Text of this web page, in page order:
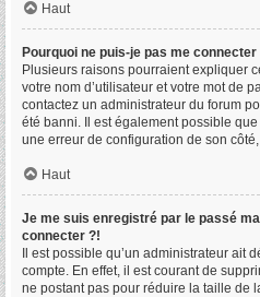
Haut
Pourquoi ne puis-je pas me connecter
Plusieurs raisons pourraient expliquer
votre nom d’utilisateur et votre mot de
contactez un administrateur du forum
été banni. Il est également possible
une erreur de configuration de son
Haut
Je me suis enregistré par le passé
connecter ?!
Il est possible qu’un administrateur ait
compte. En effet, il est courant de
ne postant pas pour réduire la taille de